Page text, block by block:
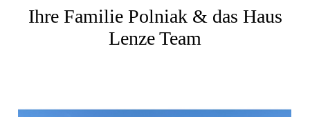
Ihre Familie Polniak & das Haus
Lenze Team